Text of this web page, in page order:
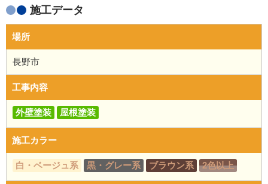
施工データ
場所
長野市
工事内容
外壁塗装 屋根塗装
施工カラー
白・ベージュ系 黒・グレー系 ブラウン系 2色以上